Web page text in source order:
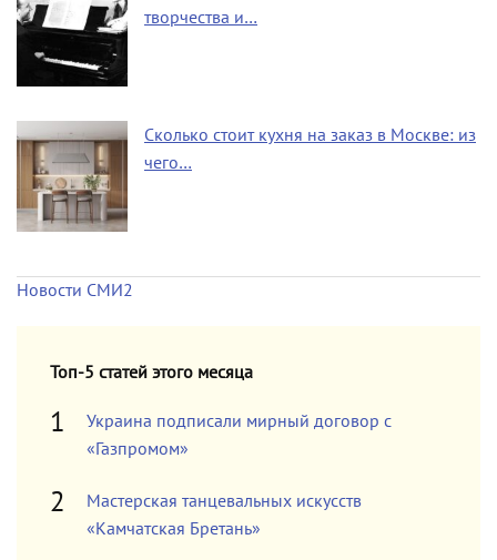
творчества и…
Сколько стоит кухня на заказ в Москве: из
чего…
Новости СМИ2
Топ-5 статей этого месяца
Украина подписали мирный договор с
«Газпромом»
Мастерская танцевальных искусств
«Камчатская Бретань»